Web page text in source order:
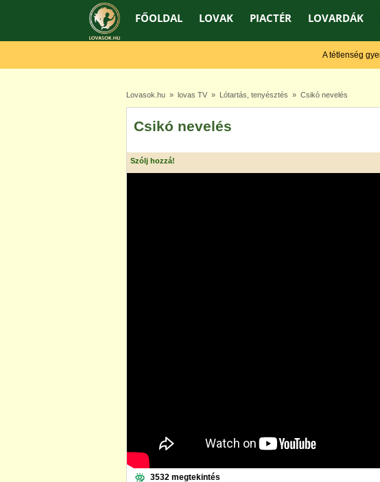
FŐOLDAL LOVAK PIACTÉR LOVARDÁK
A tétlenség
Lovasok.hu » lovas TV » Lótartás, tenyésztés » Csikó nevelés
Csikó nevelés
Szólj hozzá!
3532 megtekintés